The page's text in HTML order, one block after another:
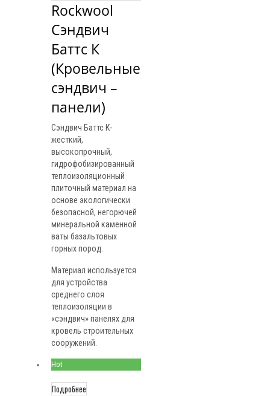
Rockwool
Сэндвич
Баттс К
(Кровельные
сэндвич –
панели)
Сэндвич Баттс К-
жесткий,
высокопрочный,
гидрофобизированный
теплоизоляционный
плиточный материал на
основе экологически
безопасной, негорючей
минеральной каменной
ваты базальтовых
горных пород.
Материал используется
для устройства
среднего слоя
теплоизоляции в
«сэндвич» панелях для
кровель строительных
сооружений.
Hot
Подробнее